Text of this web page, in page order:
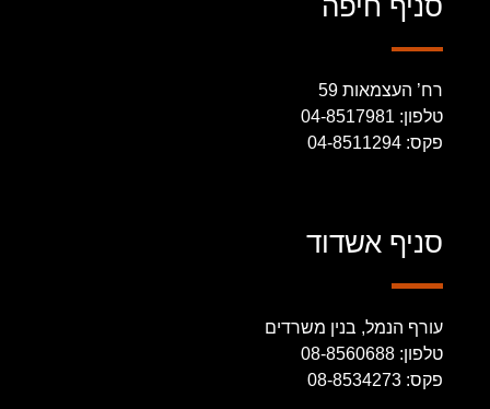
רח’ העצמאות 59
טלפון: 04-8517981
פקס: 04-8511294
סניף אשדוד
עורף הנמל, בנין משרדים
טלפון: 08-8560688
פקס: 08-8534273